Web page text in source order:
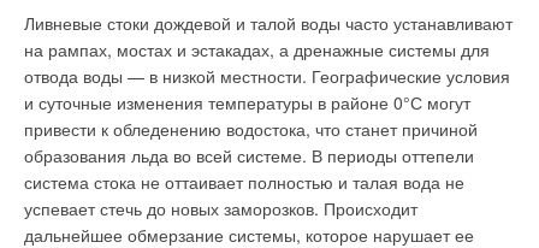
Ливневые стоки дождевой и талой воды часто устанавливают
на рампах, мостах и эстакадах, а дренажные системы для
отвода воды — в низкой местности. Географические условия
и суточные изменения температуры в районе 0°С могут
привести к обледенению водостока, что станет причиной
образования льда во всей системе. В периоды оттепели
система стока не оттаивает полностью и талая вода не
успевает стечь до новых заморозков. Происходит
дальнейшее обмерзание системы, которое нарушает ее